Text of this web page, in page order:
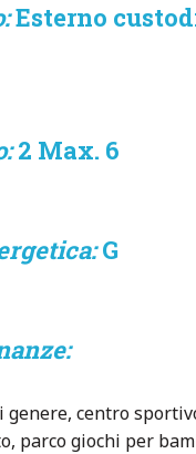
Esterno
2 Max. 6
G
genere, centro
parco giochi per